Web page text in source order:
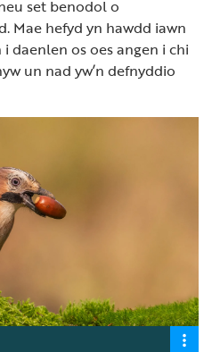
set benodol o
Mae hefyd yn hawdd iawn
daenlen os oes angen i chi
un nad yw’n defnyddio